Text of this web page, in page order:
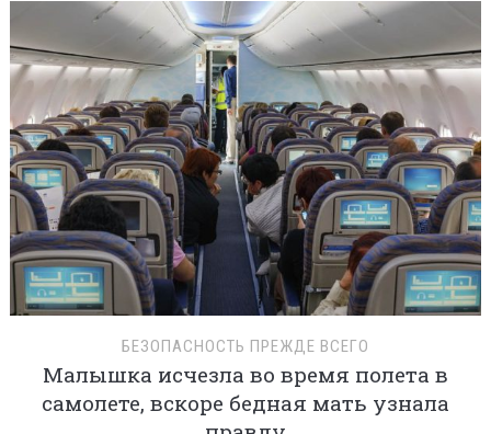
БЕЗОПАСНОСТЬ ПРЕЖДЕ ВСЕГО
Малышка исчезла во время полета в
самолете, вскоре бедная мать узнала